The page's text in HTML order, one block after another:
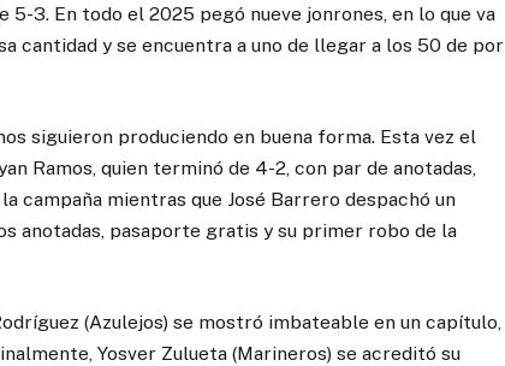
3. En todo el 2025 pegó nueve jonrones, en lo que va
cantidad y se encuentra a uno de llegar a los 50 de por
siguieron produciendo en buena forma. Esta vez el
Ramos, quien terminó de 4-2, con par de anotadas,
campaña mientras que José Barrero despachó un
anotadas, pasaporte gratis y su primer robo de la
(Azulejos) se mostró imbateable en un capítulo,
Yosver Zulueta (Marineros) se acreditó su